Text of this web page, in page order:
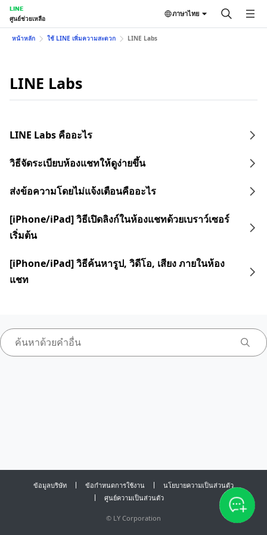
LINE
ศูนย์ช่วยเหลือ
ภาษาไทย
หน้าหลัก ใช้ LINE เพิ่มความสะดวก LINE Labs
LINE Labs
LINE Labs คืออะไร
วิธีจัดระเบียบห้องแชทให้ดูง่ายขึ้น
ส่งข้อความโดยไม่แจ้งเตือนคืออะไร
[iPhone/iPad] วิธีเปิดลิงก์ในห้องแชทด้วยเบราว์เซอร์
เริ่มต้น
[iPhone/iPad] วิธีค้นหารูป, วิดีโอ, เสียง ภายในห้อง
แชท
ข้อมูลบริษัท ข้อกำหนดการใช้งาน
นโยบายความเป็นส่วนตัว
ศูนย์ความเป็นส่วนตัว
© LY Corporation